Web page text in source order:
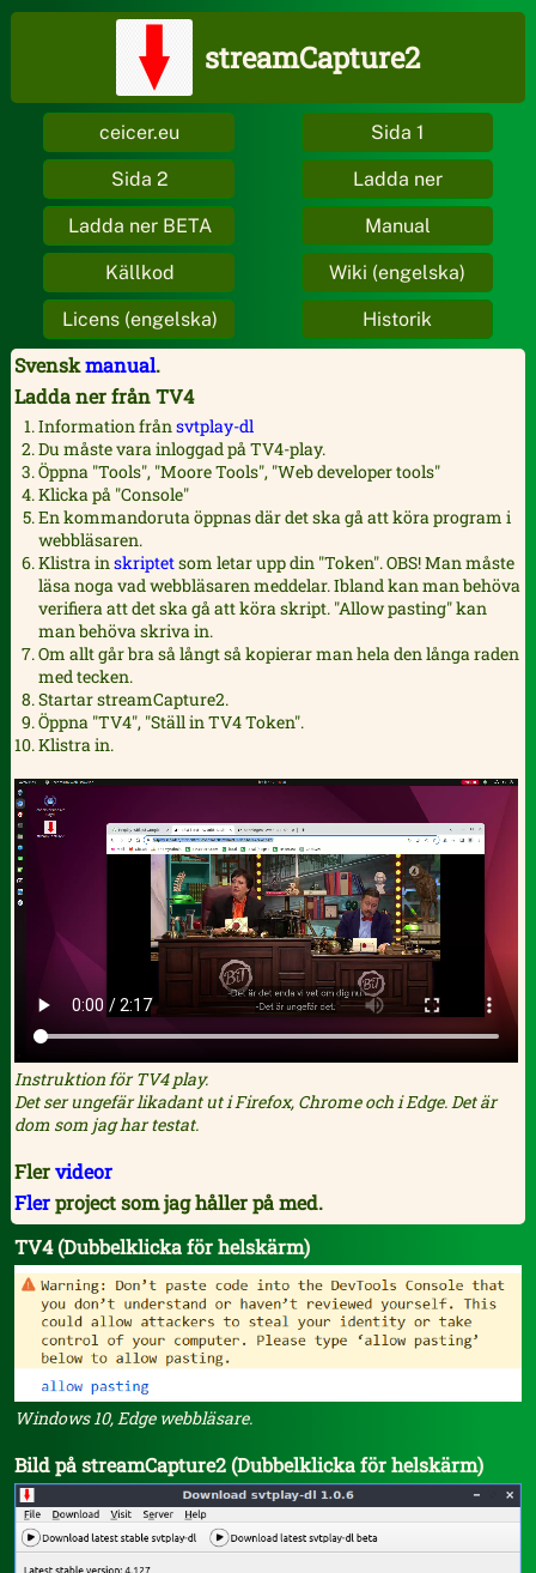
streamCapture2
ceicer.eu Sida 1
Sida 2 Ladda ner
Ladda ner BETA Manual
Källkod Wiki (engelska)
Licens (engelska) Historik
Svenskmanual.
Ladda ner från TV4
Information frånsvtplay-dl
Du måste vara inloggad på TV4-play.
Öppna "Tools", "Moore Tools", "Web developer tools"
Klicka på "Console"
En kommandoruta öppnas där det ska gå att köra program i
webbläsaren.
Klistra inskriptetsom letar upp din "Token". OBS! Man måste
läsa noga vad webbläsaren meddelar. Ibland kan man behöva
verifiera att det ska gå att köra skript. "Allow pasting" kan
man behöva skriva in.
Om allt går bra så långt så kopierar man hela den långa raden
med tecken.
Startar streamCapture2.
Öppna "TV4", "Ställ in TV4 Token".
Klistra in.
Instruktion för TV4 play.
Det ser ungefär likadant ut i Firefox, Chrome och i Edge. Det är
dom som jag har testat.
Flervideor
Flerproject som jag håller på med.
TV4 (Dubbelklicka för helskärm)
Windows 10, Edge webbläsare.
Bild på streamCapture2 (Dubbelklicka för helskärm)